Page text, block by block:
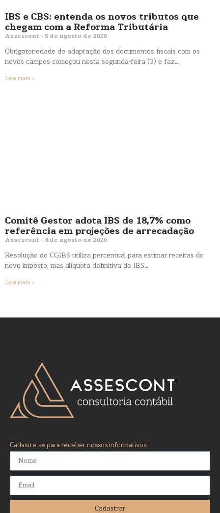
IBS e CBS: entenda os novos tributos que
chegam com a Reforma Tributária
Assescont 5 de agosto de 2026
Obrigatoriedade de adaptação dos documentos fiscais com os
novos campos começou nesta segunda-feira (3) e faz…
Leia mais »
Comitê Gestor adota IBS de 18,7% como
referência em projeções de arrecadação
Assescont 4 de agosto de 2026
Resolução do CGIBS utiliza percentual para estimar receitas do
novo imposto, mas alíquota definitiva do IBS…
Leia mais »
Cadastre-se para receber nossos informativos!
Cadastrar